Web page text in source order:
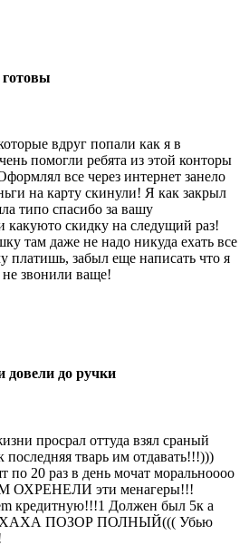
готовы
вдруг попали как я в
помогли ребята из этой конторы
все через интернет занело
на карту скинули! Я как закрыл
типо спасибо за вашу
какуюто скидку на следущий раз!
там даже не надо никуда ехать все
платишь, забыл еще написать что я
звонили ваще!
до ручки
просрал оттуда взял сраный
тварь им отдавать!!!)))
по 20 раз в день мочат моральноооо
ОХРЕНЕЛИ эти менагеры!!!
кредитную!!!1 Должен был 5к а
АХАХА ПОЗОР ПОЛНЫЙ((( Убью